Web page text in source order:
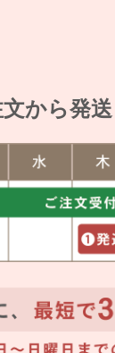
文から発